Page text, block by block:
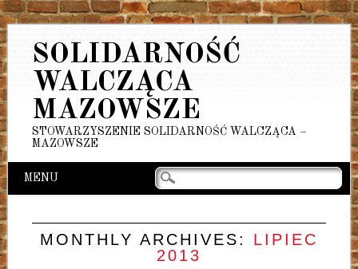
SOLIDARNOŚĆ
WALCZĄCA
MAZOWSZE
STOWARZYSZENIE SOLIDARNOŚĆ WALCZĄCA –
MAZOWSZE
Main menu
Skip
to
content
MENU
MONTHLY ARCHIVES: LIPIEC
2013